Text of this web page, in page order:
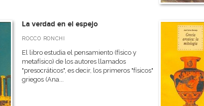
La verdad en el espejo
ROCCO RONCHI
El libro estudia el pensamiento (físico y
metafísico) de los autores llamados
"presocráticos", es decir, los primeros "físicos"
griegos (Ana...